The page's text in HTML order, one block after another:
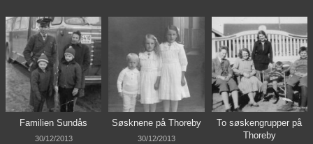
Familien Sundås
30/12/2013
Søsknene på Thoreby
30/12/2013
To søskengrupper på
Thoreby